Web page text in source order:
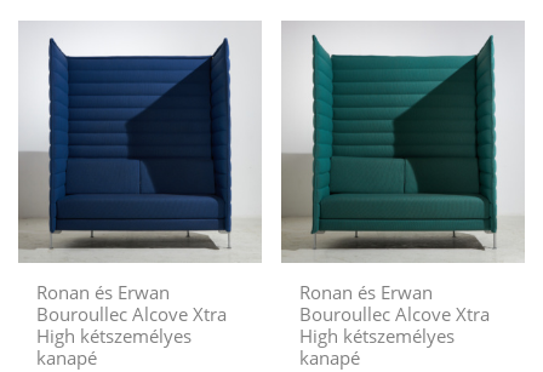
Ronan és Erwan
Bouroullec Alcove Xtra
High kétszemélyes
kanapé
Ronan és Erwan
Bouroullec Alcove Xtra
High kétszemélyes
kanapé